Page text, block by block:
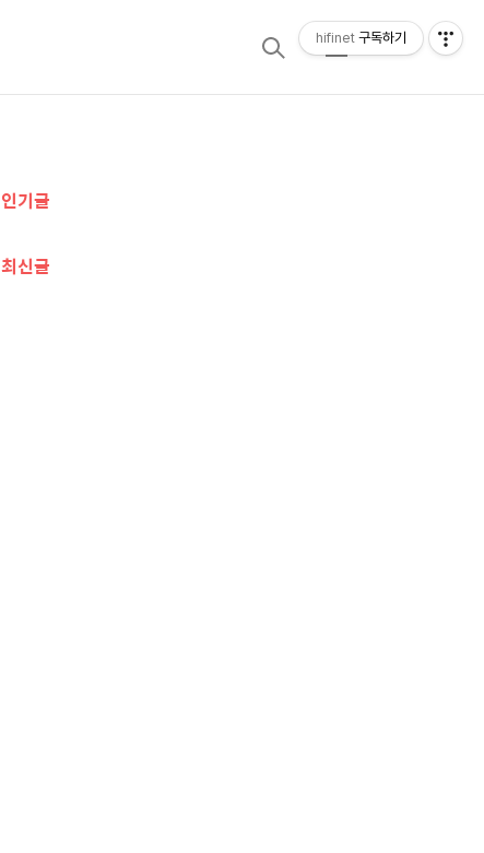
검
메
추
정
인기글
최신글
hifinet 구독하기